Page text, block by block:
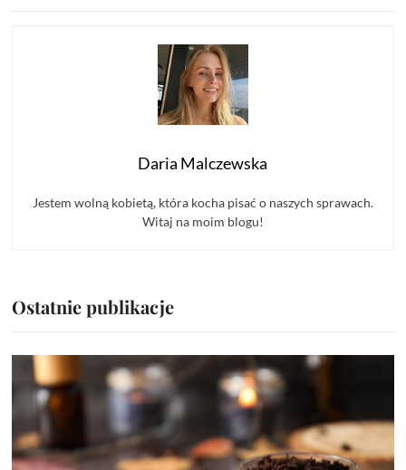
Daria Malczewska
Jestem wolną kobietą, która kocha pisać o naszych sprawach.
Witaj na moim blogu!
Ostatnie publikacje